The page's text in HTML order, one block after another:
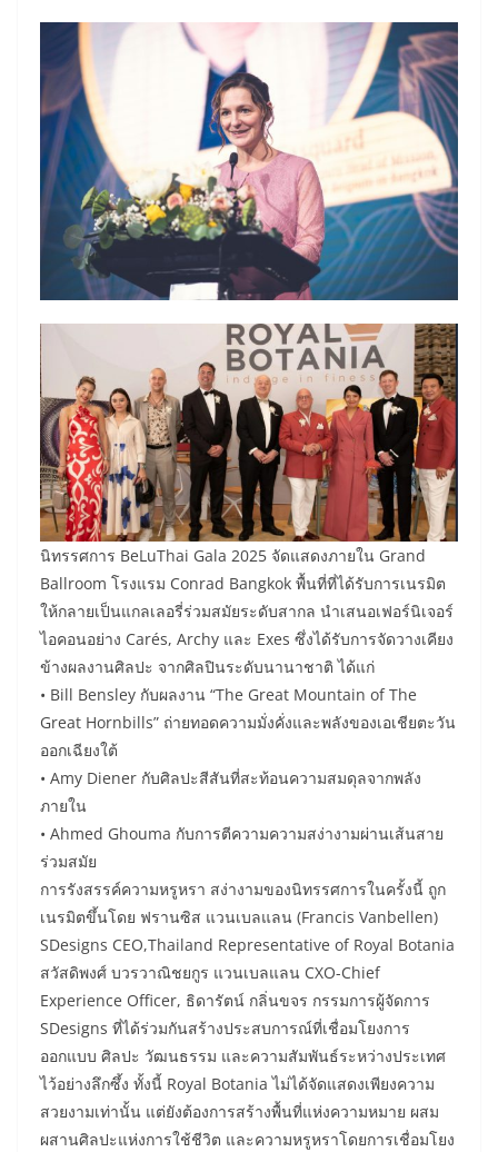
​นิทรรศการ BeLuThai Gala 2025 จัดแสดงภายใน Grand
Ballroom โรงแรม Conrad Bangkok พื้นที่ที่ได้รับการเนรมิต
ให้กลายเป็นแกลเลอรี่ร่วมสมัยระดับสากล นำเสนอเฟอร์นิเจอร์
ไอคอนอย่าง Carés, Archy และ Exes ซึ่งได้รับการจัดวางเคียง
ข้างผลงานศิลปะ จากศิลปินระดับนานาชาติ ได้แก่
• Bill Bensley กับผลงาน “The Great Mountain of The
Great Hornbills” ถ่ายทอดความมั่งคั่งและพลังของเอเชียตะวัน
ออกเฉียงใต้
• Amy Diener กับศิลปะสีสันที่สะท้อนความสมดุลจากพลัง
ภายใน
• Ahmed Ghouma กับการตีความความสง่างามผ่านเส้นสาย
ร่วมสมัย
​การรังสรรค์ความหรูหรา สง่างามของนิทรรศการในครั้งนี้ ถูก
เนรมิตขึ้นโดย ฟรานซิส แวนเบลแลน (Francis Vanbellen)
SDesigns CEO,Thailand Representative of Royal Botania
สวัสดิพงศ์ บวรวาณิชยกูร แวนเบลแลน CXO-Chief
Experience Officer, ธิดารัตน์ กลิ่นขจร กรรมการผู้จัดการ
SDesigns ที่ได้ร่วมกันสร้างประสบการณ์ที่เชื่อมโยงการ
ออกแบบ ศิลปะ วัฒนธรรม และความสัมพันธ์ระหว่างประเทศ
ไว้อย่างลึกซึ้ง ทั้งนี้ Royal Botania ไม่ได้จัดแสดงเพียงความ
สวยงามเท่านั้น แต่ยังต้องการสร้างพื้นที่แห่งความหมาย ผสม
ผสานศิลปะแห่งการใช้ชีวิต และความหรูหราโดยการเชื่อมโยง